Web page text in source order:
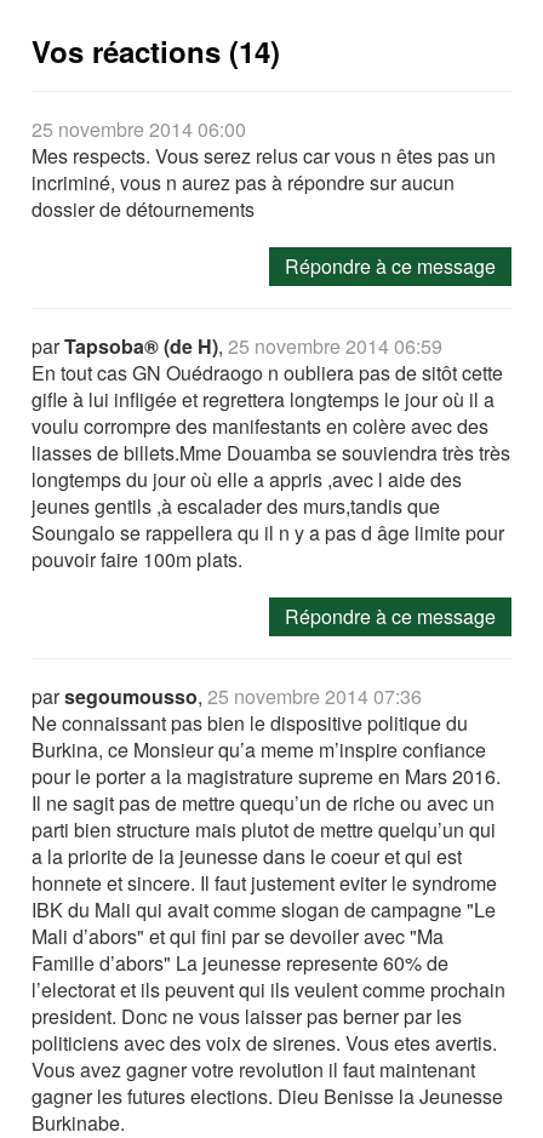
Vos réactions (14)
25 novembre 2014 06:00
Mes respects. Vous serez relus car vous n êtes pas un
incriminé, vous n aurez pas à répondre sur aucun
dossier de détournements
Répondre à ce message
parTapsoba® (de H),25 novembre 2014 06:59
En tout cas GN Ouédraogo n oubliera pas de sitôt cette
gifle à lui infligée et regrettera longtemps le jour où il a
voulu corrompre des manifestants en colère avec des
liasses de billets.Mme Douamba se souviendra très très
longtemps du jour où elle a appris ,avec l aide des
jeunes gentils ,à escalader des murs,tandis que
Soungalo se rappellera qu il n y a pas d âge limite pour
pouvoir faire 100m plats.
Répondre à ce message
parsegoumousso,25 novembre 2014 07:36
Ne connaissant pas bien le dispositive politique du
Burkina, ce Monsieur qu’a meme m’inspire confiance
pour le porter a la magistrature supreme en Mars 2016.
Il ne sagit pas de mettre quequ’un de riche ou avec un
parti bien structure mais plutot de mettre quelqu’un qui
a la priorite de la jeunesse dans le coeur et qui est
honnete et sincere. Il faut justement eviter le syndrome
IBK du Mali qui avait comme slogan de campagne "Le
Mali d’abors" et qui fini par se devoiler avec "Ma
Famille d’abors" La jeunesse represente 60% de
l’electorat et ils peuvent qui ils veulent comme prochain
president. Donc ne vous laisser pas berner par les
politiciens avec des voix de sirenes. Vous etes avertis.
Vous avez gagner votre revolution il faut maintenant
gagner les futures elections. Dieu Benisse la Jeunesse
Burkinabe.